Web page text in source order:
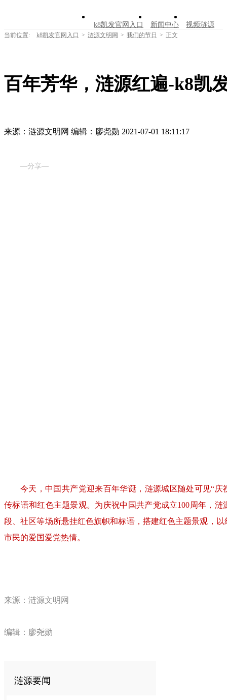
k8凯发官网入口 新闻中心 视频涟源
走进涟源
当前位置: k8凯发官网入口 > 涟源文明网 > 我们的节日 > 正文
百年芳华，涟源红遍-k8凯
来源：涟源文明网 编辑：廖尧勋 2021-07-01 18:11:17
—分享—
今天，中国共产党迎来百年华诞，涟源城区随处可见“庆
传标语和红色主题景观。为庆祝中国共产党成立100周年，
段、社区等场所悬挂红色旗帜和标语，搭建红色主题景观，
市民的爱国爱党热情。
来源：涟源文明网
编辑：廖尧勋
涟源要闻